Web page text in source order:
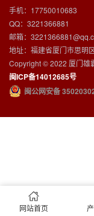
手机：17750010683
QQ：3221366881
邮箱：
地址：福建省厦门市思明
Copyright © 2022 厦门雄
闽ICP备14012685号
闽公网安备
网站首页